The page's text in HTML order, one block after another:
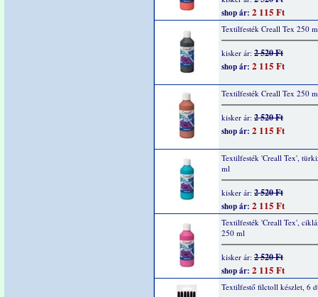
shop ár: 2 115 Ft
Textilfesték Creall Tex 250
kisker ár: 2 520 Ft
shop ár: 2 115 Ft
Textilfesték Creall Tex 250
kisker ár: 2 520 Ft
shop ár: 2 115 Ft
Textilfesték 'Creall Tex',
ml
kisker ár: 2 520 Ft
shop ár: 2 115 Ft
Textilfesték 'Creall Tex',
250 ml
kisker ár: 2 520 Ft
shop ár: 2 115 Ft
Textilfestő filctoll készlet, 6